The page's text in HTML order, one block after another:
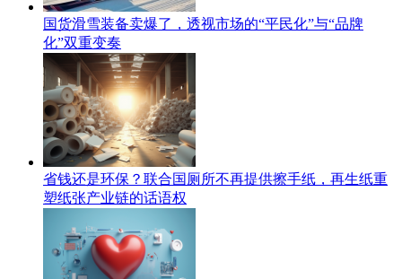
国货滑雪装备卖爆了，透视市场的“平民化”与“品牌
化”双重变奏
省钱还是环保？联合国厕所不再提供擦手纸，再生纸重
塑纸张产业链的话语权